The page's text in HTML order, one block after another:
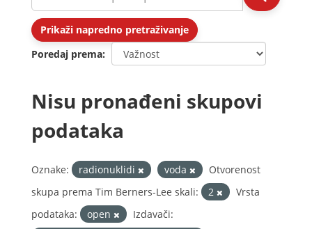
Prikaži napredno pretraživanje
Poredaj prema
Nisu pronađeni skupovi
podataka
Oznake: radionuklidi voda
Otvorenost
skupa prema Tim Berners-Lee skali:
2
Vrsta
podataka:
open
Izdavači: